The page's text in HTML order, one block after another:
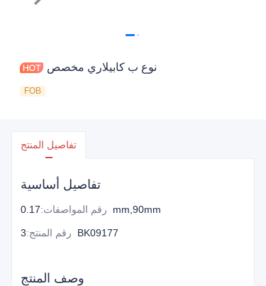
نوع ب كابيلاري مخصص
FOB
تفاصيل المنتج
تفاصيل أساسية
رقم المواصفات: 0.17mm,90mm
رقم المنتج: 3BK09177
وصف المنتج